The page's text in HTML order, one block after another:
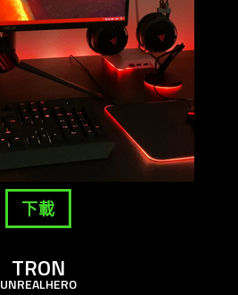
下載
TRON
UNREALHERO